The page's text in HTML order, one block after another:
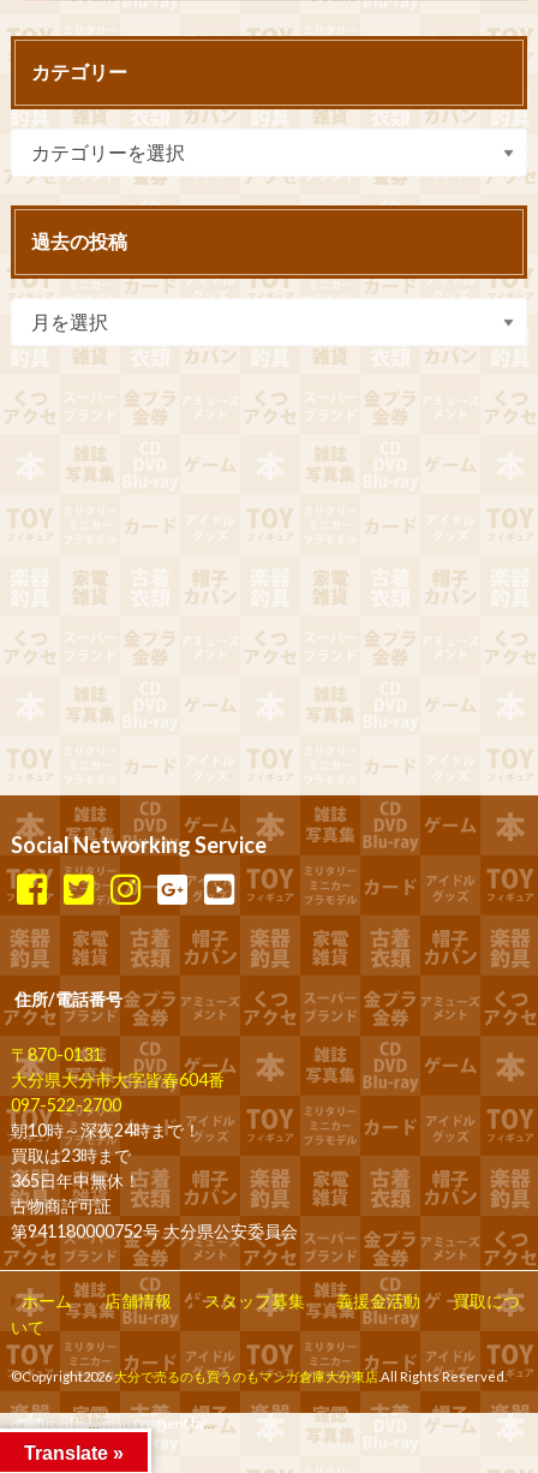
カテゴリー
過去の投稿
Social Networking Service
住所/電話番号
〒870-0131
大分県大分市大字皆春604番
097-522-2700
朝10時～深夜24時まで！
買取は23時まで
365日年中無休！
古物商許可証
第941180000752号 大分県公安委員会
ホーム 店舗情報 スタッフ募集 義援金活動
買取につ
いて
©Copyright2026大分で売るのも買うのもマンガ倉庫大分東店.All Rights Reserved.
produced by...management by...
Translate »